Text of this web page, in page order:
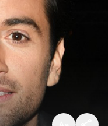
Klein
Standaard
Groot